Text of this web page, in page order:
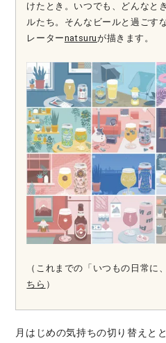
けたとき。いつでも、どんなと
ルたち。そんなビールと過ごす
レーターnatsuruが描きます。
（これまでの「いつもの日常に
ちら ）
月はじめの気持ちの切り替えと